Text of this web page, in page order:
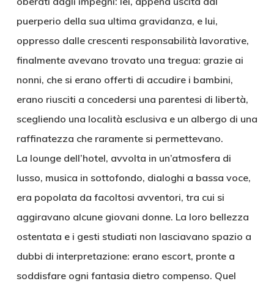
puerperio della sua ultima gravidanza, e lui,
oppresso dalle crescenti responsabilità lavorative,
finalmente avevano trovato una tregua: grazie ai
nonni, che si erano offerti di accudire i bambini,
erano riusciti a concedersi una parentesi di libertà,
scegliendo una località esclusiva e un albergo di una
raffinatezza che raramente si permettevano.
La lounge dell’hotel, avvolta in un’atmosfera di
lusso, musica in sottofondo, dialoghi a bassa voce,
era popolata da facoltosi avventori, tra cui si
aggiravano alcune giovani donne. La loro bellezza
ostentata e i gesti studiati non lasciavano spazio a
dubbi di interpretazione: erano escort, pronte a
soddisfare ogni fantasia dietro compenso. Quel